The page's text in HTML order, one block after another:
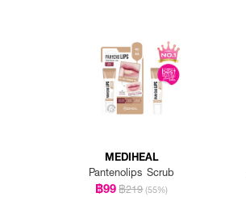
MEDIHEAL
Pantenolips Scrub
฿99฿219 (55%)